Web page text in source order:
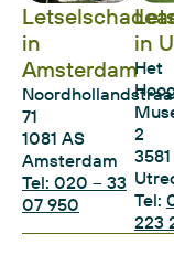
in
Amsterdam
71
1081 AS
Amsterdam
Tel: 020 – 33
07 950
in
Het
2
Tel:
223